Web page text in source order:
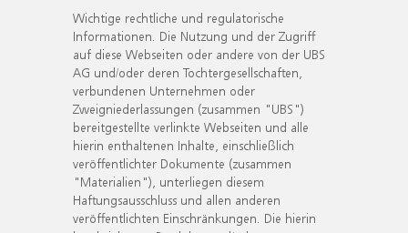
Wichtige rechtliche und regulatorische
Informationen. Die Nutzung und der Zugriff
auf diese Webseiten oder andere von der UBS
AG und/oder deren Tochtergesellschaften,
verbundenen Unternehmen oder
Zweigniederlassungen (zusammen "UBS")
bereitgestellte verlinkte Webseiten und alle
hierin enthaltenen Inhalte, einschließlich
veröffentlichter Dokumente (zusammen
"Materialien"), unterliegen diesem
Haftungsausschluss und allen anderen
veröffentlichten Einschränkungen. Die hierin